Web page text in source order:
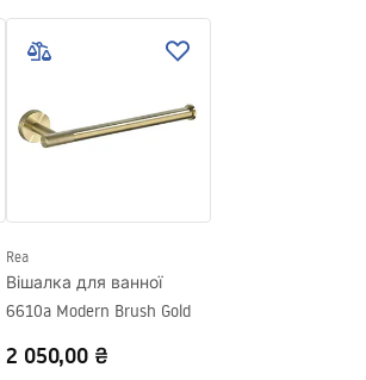
Rea
Вішалка для ванної
6610a Modern Brush Gold
2 050,00 ₴